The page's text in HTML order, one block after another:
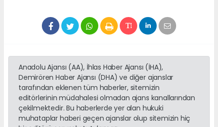
Anadolu Ajansı (AA), İhlas Haber Ajansı (İHA),
Demirören Haber Ajansı (DHA) ve diğer ajanslar
tarafından eklenen tüm haberler, sitemizin
editörlerinin müdahalesi olmadan ajans kanallarından
çekilmektedir. Bu haberlerde yer alan hukuki
muhataplar haberi geçen ajanslar olup sitemizin hiç